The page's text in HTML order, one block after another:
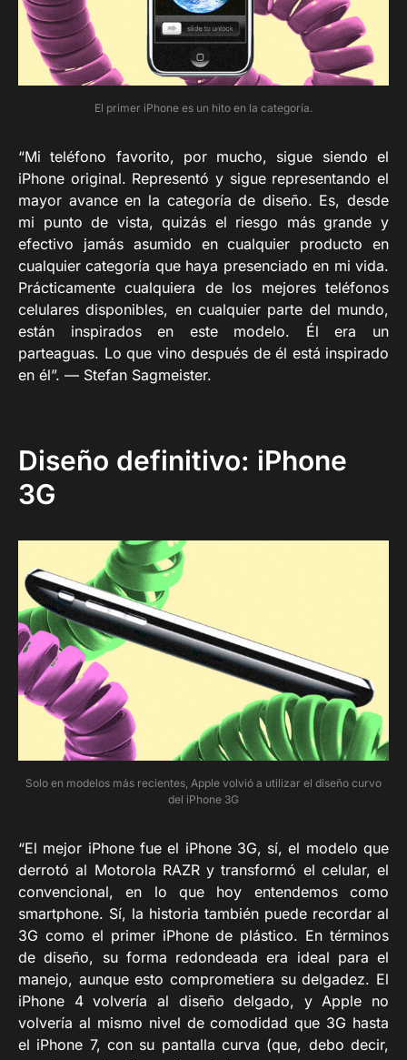
El primer iPhone es un hito en la categoría.
“Mi teléfono favorito, por mucho, sigue siendo el
iPhone original. Representó y sigue representando el
mayor avance en la categoría de diseño. Es, desde
mi punto de vista, quizás el riesgo más grande y
efectivo jamás asumido en cualquier producto en
cualquier categoría que haya presenciado en mi vida.
Prácticamente cualquiera de los mejores teléfonos
celulares disponibles, en cualquier parte del mundo,
están inspirados en este modelo. Él era un
parteaguas. Lo que vino después de él está inspirado
en él”. — Stefan Sagmeister.
Diseño definitivo: iPhone
3G
Solo en modelos más recientes, Apple volvió a utilizar el diseño curvo
del iPhone 3G
“El mejor iPhone fue el iPhone 3G, sí, el modelo que
derrotó al Motorola RAZR y transformó el celular, el
convencional, en lo que hoy entendemos como
smartphone. Sí, la historia también puede recordar al
3G como el primer iPhone de plástico. En términos
de diseño, su forma redondeada era ideal para el
manejo, aunque esto comprometiera su delgadez. El
iPhone 4 volvería al diseño delgado, y Apple no
volvería al mismo nivel de comodidad que 3G hasta
el iPhone 7, con su pantalla curva (que, debo decir,